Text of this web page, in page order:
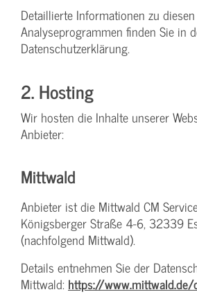
Detaillierte Informationen zu diesen
Analyseprogrammen finden Sie in
Datenschutzerklärung.
2. Hosting
Wir hosten die Inhalte unserer
Anbieter:
Mittwald
Anbieter ist die Mittwald CM
Königsberger Straße 4-6, 32339
(nachfolgend Mittwald).
Details entnehmen Sie der
Mittwald: https://www.mittwald.de/